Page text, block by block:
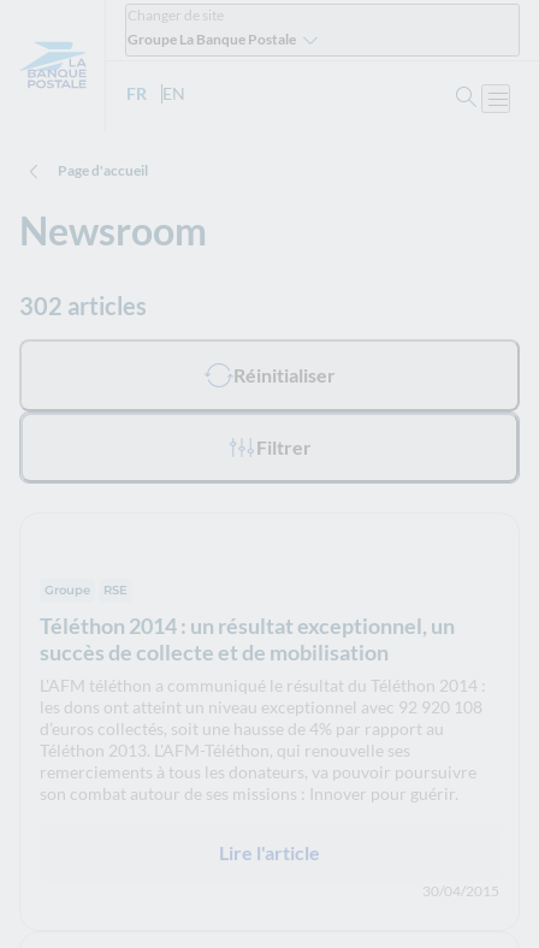
Changer de site
Groupe La Banque Postale
FR - Version française
EN
Page d'accueil
Newsroom
302 articles
Tous les filtres appliqués :
Réinitialiser
Filtrer
Groupe RSE
Téléthon 2014 : un résultat exceptionnel, un
succès de collecte et de mobilisation
L'AFM téléthon a communiqué le résultat du Téléthon 2014 :
les dons ont atteint un niveau exceptionnel avec 92 920 108
d’euros collectés, soit une hausse de 4% par rapport au
Téléthon 2013. L'AFM-Téléthon, qui renouvelle ses
remerciements à tous les donateurs, va pouvoir poursuivre
son combat autour de ses missions : Innover pour guérir.
Lire l'article
30/04/2015